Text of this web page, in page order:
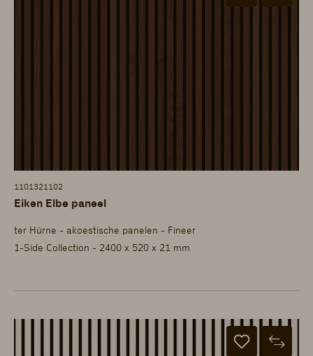
1101321102
Eiken Elbe paneel
ter Hürne - akoestische panelen - Fineer
1-Side Collection - 2400 x 520 x 21 mm